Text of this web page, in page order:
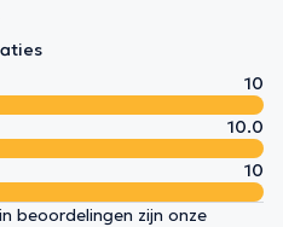
10
10.0
10
beoordelingen zijn onze